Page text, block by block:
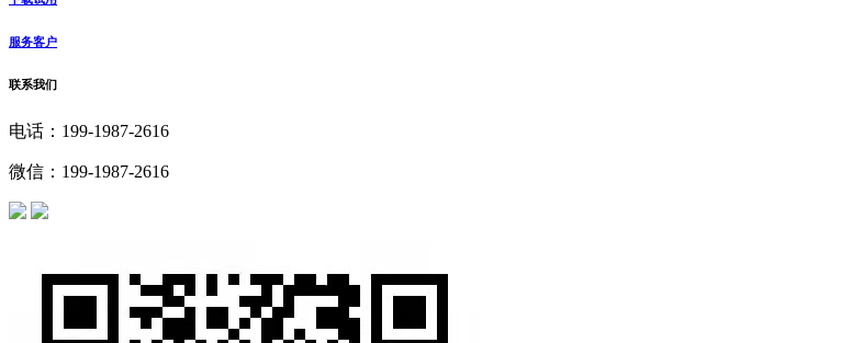
服务客户
联系我们
电话：199-1987-2616
微信：199-1987-2616